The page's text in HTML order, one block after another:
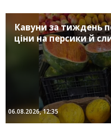
Кавуни за тиждень
ціни на персики й
06.08.2026, 12:35